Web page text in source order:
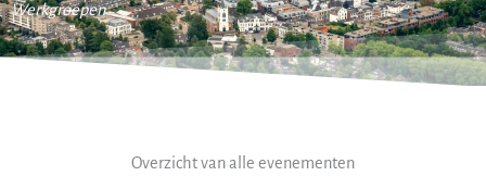
Werkgroepen
Overzicht van alle evenementen